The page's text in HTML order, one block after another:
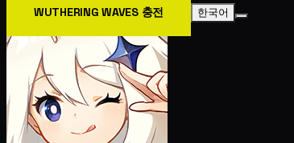
WUTHERING WAVES 충전 한국어